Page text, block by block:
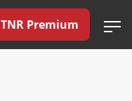
TNR Premium